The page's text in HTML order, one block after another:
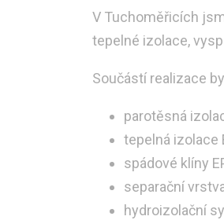
V Tuchoměřicích
tepelné izolace,
Součástí realizace
parotěsná
tepelná izolace
spádové klíny
separační
hydroizolační